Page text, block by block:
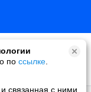
по ссылке
связанная с ними